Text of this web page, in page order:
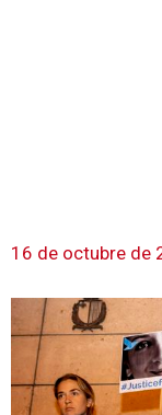
16 de octubre de